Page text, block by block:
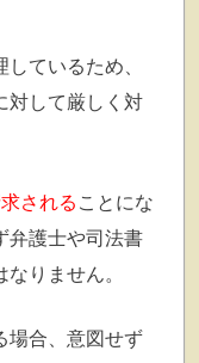
ているため、
対して厳しく対
される ことにな
弁護士や司法書
りません。
場合、意図せず